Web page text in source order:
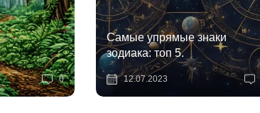
0
Самые упрямые знаки
зодиака: топ 5.
12.07.2023